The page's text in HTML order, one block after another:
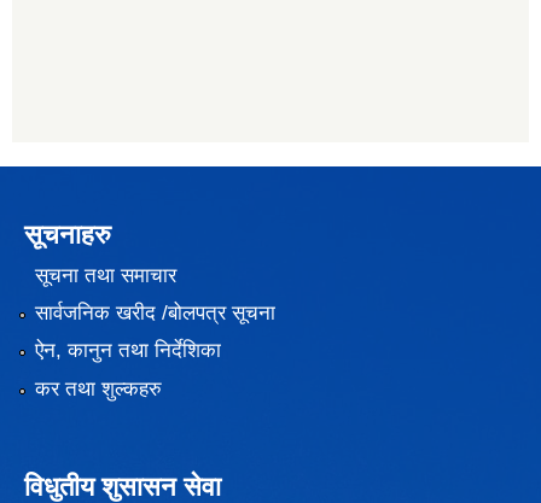
सूचनाहरु
सूचना तथा समाचार
सार्वजनिक खरीद /बोलपत्र सूचना
ऐन, कानुन तथा निर्देशिका
कर तथा शुल्कहरु
विधुतीय शुसासन सेवा